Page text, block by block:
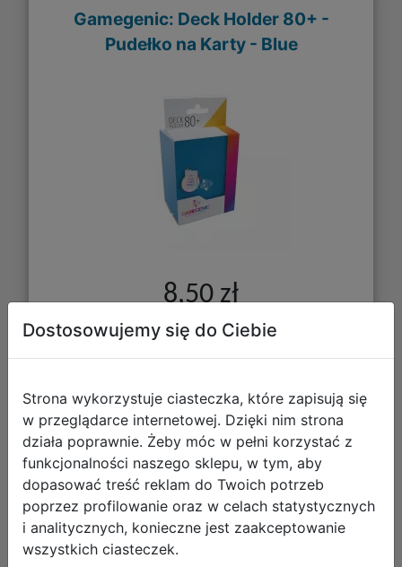
Gamegenic: Deck Holder 80+ -
Pudełko na Karty - Blue
8,50 zł
DO KOSZYKA
Galeria zdjęć
Dostosowujemy się do Ciebie
Strona wykorzystuje ciasteczka, które zapisują się
w przeglądarce internetowej. Dzięki nim strona
działa poprawnie. Żeby móc w pełni korzystać z
funkcjonalności naszego sklepu, w tym, aby
dopasować treść reklam do Twoich potrzeb
poprzez profilowanie oraz w celach statystycznych
i analitycznych, konieczne jest zaakceptowanie
wszystkich ciasteczek.